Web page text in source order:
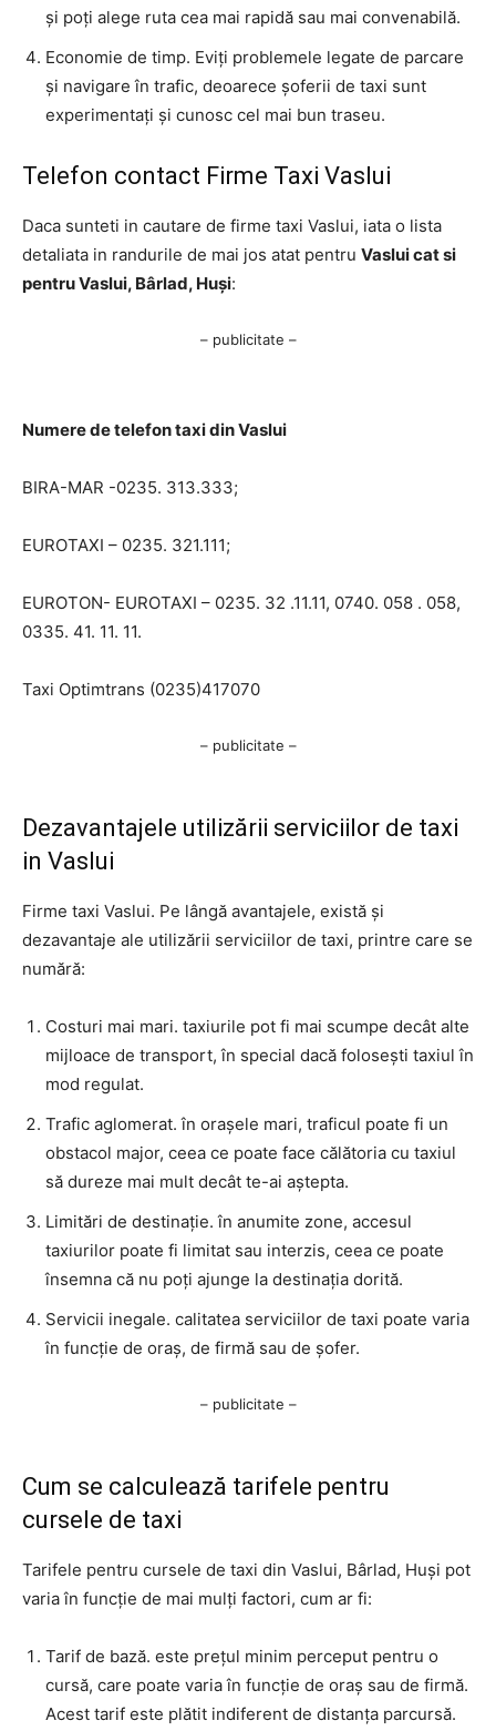
și poți alege ruta cea mai rapidă sau mai convenabilă.
Economie de timp. Eviți problemele legate de parcare
și navigare în trafic, deoarece șoferii de taxi sunt
experimentați și cunosc cel mai bun traseu.
Telefon contact Firme Taxi Vaslui
Daca sunteti in cautare de firme taxi Vaslui, iata o lista
detaliata in randurile de mai jos atat pentru Vaslui cat si
pentru Vaslui, Bârlad, Huși:
– publicitate –
Numere de telefon taxi din Vaslui
BIRA-MAR -0235. 313.333;
EUROTAXI – 0235. 321.111;
EUROTON- EUROTAXI – 0235. 32 .11.11, 0740. 058 . 058,
0335. 41. 11. 11.
Taxi Optimtrans (0235)417070
– publicitate –
Dezavantajele utilizării serviciilor de taxi
in Vaslui
Firme taxi Vaslui. Pe lângă avantajele, există și
dezavantaje ale utilizării serviciilor de taxi, printre care se
numără:
Costuri mai mari. taxiurile pot fi mai scumpe decât alte
mijloace de transport, în special dacă folosești taxiul în
mod regulat.
Trafic aglomerat. în orașele mari, traficul poate fi un
obstacol major, ceea ce poate face călătoria cu taxiul
să dureze mai mult decât te-ai aștepta.
Limitări de destinație. în anumite zone, accesul
taxiurilor poate fi limitat sau interzis, ceea ce poate
însemna că nu poți ajunge la destinația dorită.
Servicii inegale. calitatea serviciilor de taxi poate varia
în funcție de oraș, de firmă sau de șofer.
– publicitate –
Cum se calculează tarifele pentru
cursele de taxi
Tarifele pentru cursele de taxi din Vaslui, Bârlad, Huși pot
varia în funcție de mai mulți factori, cum ar fi:
Tarif de bază. este prețul minim perceput pentru o
cursă, care poate varia în funcție de oraș sau de firmă.
Acest tarif este plătit indiferent de distanța parcursă.